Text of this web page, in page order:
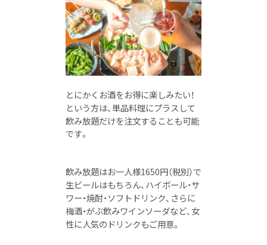
とにかくお酒をお得に楽しみたい！
という方は、単品料理にプラスして
飲み放題だけを注文することも可能
です。
飲み放題はお一人様1650円（税別）で
生ビールはもちろん、ハイボール・サ
ワー・焼酎・ソフトドリンク、さらに
梅酒・がぶ飲みワインソーダなど、女
性に人気のドリンクもご用意。